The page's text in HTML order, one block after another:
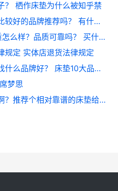
？ 栖作床垫为什么被知乎禁
艾灸床定制有哪些比较好的品牌推荐吗？ 有什么好的恒温床垫
梦百合0压床垫材质怎么样？品质可靠吗？ 买什么样的床好看又实用
规定 实体店退货法律规定
有好用的床垫吗？找什么品牌好？ 床垫10大品牌哪个床垫好用
梦思
有么有好用的床垫啊？推荐个相对靠谱的床垫给我？ 慕思床垫塌陷